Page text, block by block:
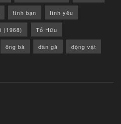
tình bạn tình yêu
(1968) Tố Hữu
ông bà đàn gà động vật